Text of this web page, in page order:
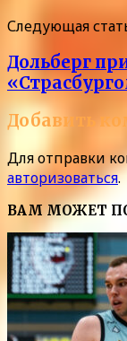
Следующая
Дольберг
Добавить
Для отправки
авторизоваться.
ВАМ МОЖЕТ